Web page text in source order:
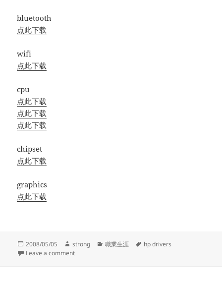
bluetooth
点此下载
wifi
点此下载
cpu
点此下载
点此下载
点此下载
chipset
点此下载
graphics
点此下载
Posted
on
2008/05/05 Author
strong Categories
職業生涯 Tags
hp drivers
Leave a commenton hp drivers for xp